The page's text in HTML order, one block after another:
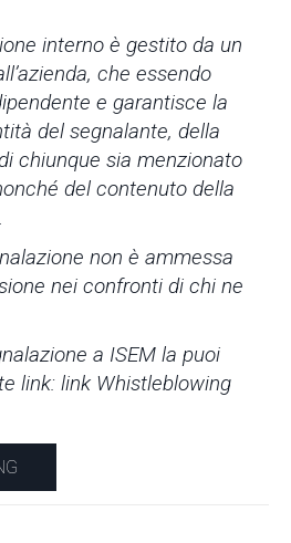
interno è gestito da un
che essendo
e garantisce la
del segnalante, della
chiunque sia menzionato
del contenuto della
non è ammessa
nei confronti di chi ne
a ISEM la puoi
link: link Whistleblowing